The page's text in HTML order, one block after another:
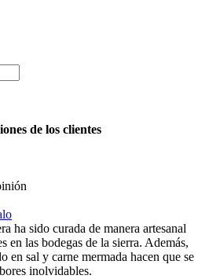
de los clientes
ha sido curada de manera artesanal
en las bodegas de la sierra. Además,
en sal y carne mermada hacen que se
inolvidables.